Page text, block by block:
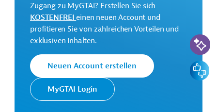
GTAI informiert über dieWeltbankgruppe
Schwerpunkte, Regularien und praktische Hinweise zur
Geschäftsanbahnung.
Gesamtkosten:
13,5 Millionen US-Dollar
Geberbeitrag:
10 Millionen US-Dollar (IDA, Zuschuss)
Zugang zu MyGTAI? Erstellen Sie sich
KOSTENFREIeinen neuen Account und
profitieren Sie von zahlreichen Vorteilen und
exklusiven Inhalten.
Neuen Account erstellen
MyGTAI Login
KI-